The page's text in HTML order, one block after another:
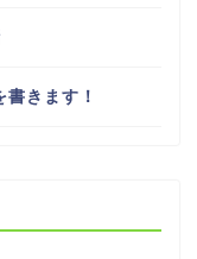
きます！